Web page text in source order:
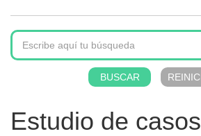
Estudio de casos